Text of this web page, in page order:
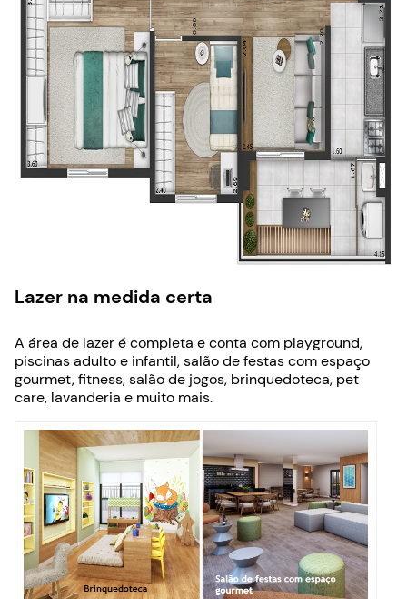
Lazer na medida certa
A área de lazer é completa e conta com playground,
piscinas adulto e infantil, salão de festas com espaço
gourmet, fitness, salão de jogos, brinquedoteca, pet
care, lavanderia e muito mais.